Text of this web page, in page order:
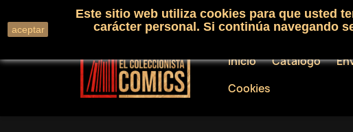
Llámenos:+34 91 530 01 33
Inicio Catálogo
Cookies
aceptar
Este sitio web utiliza cookies para que usted
carácter personal. Si continúa navegando